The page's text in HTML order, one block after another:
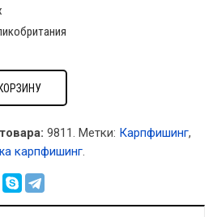
9811. Метки: Карпфишинг,
карпфишинг.